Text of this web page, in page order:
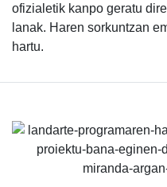
ofizialetik kanpo geratu
lanak. Haren sorkuntzan
hartu.